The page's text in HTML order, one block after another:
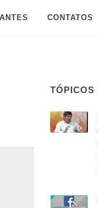
CONTATOS
TÓPICOS